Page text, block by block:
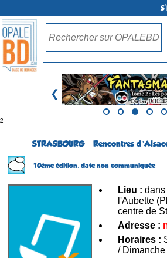
❮
²
STRASBOURG - Rencontres
10ème édition, date non communiquée
Lieu :
l'Aubette
centre de
Adresse :
Horaires :
/